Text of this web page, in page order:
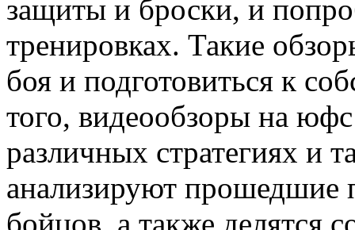
защиты и броски, и
тренировках. Такие
боя и подготовиться к
того, видеообзоры на
различных стратегиях и
анализируют прошедшие
бойцов, а также делятся